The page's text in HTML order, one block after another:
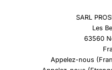
SARL
Les
63560
Appelez-nous